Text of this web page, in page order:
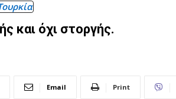
και όχι στοργής.
Email Print